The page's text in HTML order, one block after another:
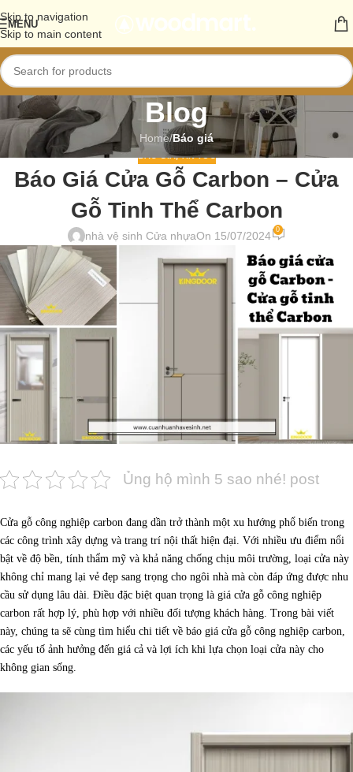
Skip to navigation
Skip to main content
MENU
Blog
Home/Báo giá
BÁO GIÁ,TIN TỨC
Báo Giá Cửa Gỗ Carbon – Cửa
Gỗ Tinh Thể Carbon
nhà vệ sinh Cửa nhựaOn 15/07/2024 0
Ủng hộ mình 5 sao nhé! post
Cửa gỗ công nghiệp carbon đang dần trở thành một xu hướng phổ biến trong
các công trình xây dựng và trang trí nội thất hiện đại. Với nhiều ưu điểm nổi
bật về độ bền, tính thẩm mỹ và khả năng chống chịu môi trường, loại cửa này
không chỉ mang lại vẻ đẹp sang trọng cho ngôi nhà mà còn đáp ứng được nhu
cầu sử dụng lâu dài. Điều đặc biệt quan trọng là giá cửa gỗ công nghiệp
carbon rất hợp lý, phù hợp với nhiều đối tượng khách hàng. Trong bài viết
này, chúng ta sẽ cùng tìm hiểu chi tiết về báo giá cửa gỗ công nghiệp carbon,
các yếu tố ảnh hưởng đến giá cả và lợi ích khi lựa chọn loại cửa này cho
không gian sống.